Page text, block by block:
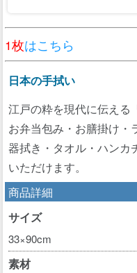
1枚はこちら
日本の手拭い
江戸の粋を現代に伝える
お弁当包み・お膳掛け・
器拭き・タオル・ハンカ
いただけます。
商品詳細
サイズ
33×90cm
素材